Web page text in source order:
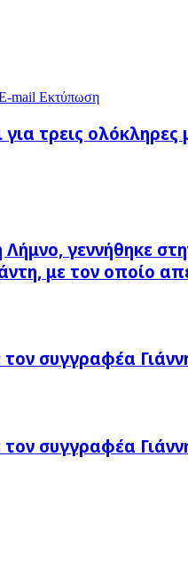
mail Εκτύπωση
τρεις ολόκληρες
γεννήθηκε
με τον οποίο
συγγραφέα
συγγραφέα